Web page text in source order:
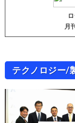
月
テクノロジー/